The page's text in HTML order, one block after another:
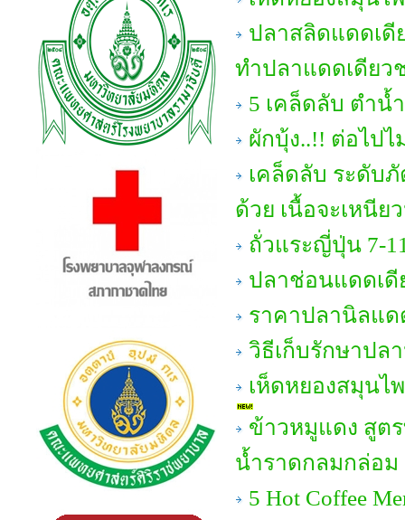
ปลาสลิดแดดเดี
ทำปลาแดดเดียว
5 เคล็ดลับ ตำน้
ผักบุ้ง..!! ต่อไป
เคล็ดลับ ระดับ
ด้วย เนื้อจะเหนีย
ถั่วแระญี่ปุ่น 7-
ปลาช่อนแดดเดี
ราคาปลานิลแด
วิธีเก็บรักษาปล
เห็ดหยองสมุนไ
ข้าวหมูแดง สูต
น้ำราดกลมกล่อม
5 Hot Coffee